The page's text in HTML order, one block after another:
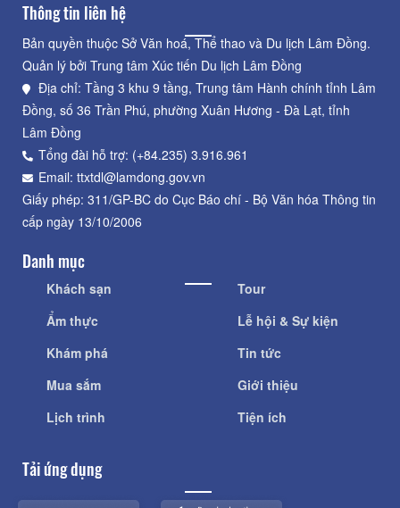
Thông tin liên hệ
Bản quyền thuộc Sở Văn hoá, Thể thao và Du lịch Lâm Đồng.
Quản lý bởi Trung tâm Xúc tiến Du lịch Lâm Đồng
Địa chỉ: Tầng 3 khu 9 tầng, Trung tâm Hành chính tỉnh Lâm
Đồng, số 36 Trần Phú, phường Xuân Hương - Đà Lạt, tỉnh
Lâm Đồng
Tổng đài hỗ trợ: (+84.235) 3.916.961
Email: ttxtdl@lamdong.gov.vn
Giấy phép: 311/GP-BC do Cục Báo chí - Bộ Văn hóa Thông tin
cấp ngày 13/10/2006
Danh mục
Khách sạn
Ẩm thực
Khám phá
Mua sắm
Lịch trình
Tour
Lễ hội & Sự kiện
Tin tức
Giới thiệu
Tiện ích
Tải ứng dụng